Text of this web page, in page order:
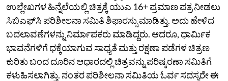
ಉಲ್ಲೇಖಗಳ ಹಿನ್ನೆಲೆಯಲ್ಲಿ ಚಿತ್ರಕ್ಕೆ ಯುಎ 16+ ಪ್ರಮಾಣ ಪತ್ರ ನೀಡಲು
ಸಿಬಿಎಫ್‌ಸಿ ಪರಿಶೀಲನಾ ಸಮಿತಿ ಶಿಫಾರಸ್ಸು ಮಾಡಿತ್ತು. ಅದು ಹೇಳಿದ
ಬದಲಾವಣೆಗಳನ್ನು ನಿರ್ಮಾಪಕರು ಮಾಡಿದ್ದರು. ಆದರೂ, ಧಾರ್ಮಿಕ
ಭಾವನೆಗಳಿಗೆ ಧಕ್ಕೆಯಾಗುವ ಸಾಧ್ಯತೆ ಮತ್ತು ರಕ್ಷಣಾ ಪಡೆಗಳ ಚಿತ್ರಣ
ಕುರಿತು ಬಂದ ದೂರಿನ ಆಧಾರದಲ್ಲಿ ಚಿತ್ರವನ್ನು ಪರಿಷ್ಕರಣಾ ಸಮಿತಿಗೆ
ಕಳುಹಿಸಲಾಗಿತ್ತು. ನಂತರ ಪರಿಶೀಲನಾ ಸಮಿತಿಯ ಓರ್ವ ಸದಸ್ಯರೇ ಈ